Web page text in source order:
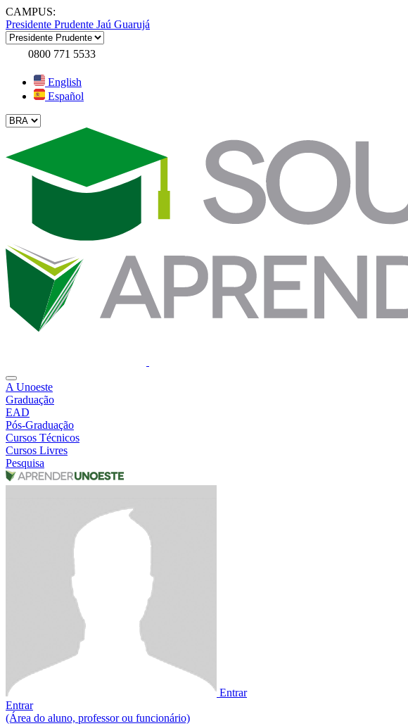
CAMPUS:
Presidente Prudente Jaú Guarujá
0800 771 5533
English
Español
A Unoeste
Graduação
EAD
Pós-Graduação
Cursos Técnicos
Cursos Livres
Pesquisa
Entrar
Entrar
(Área do aluno, professor ou funcionário)